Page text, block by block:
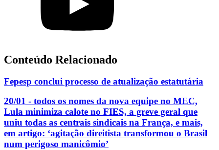
Conteúdo Relacionado
Fepesp conclui processo de atualização estatutária
20/01 - todos os nomes da nova equipe no MEC,
Lula minimiza calote no FIES, a greve geral que
uniu todas as centrais sindicais na França, e mais,
em artigo: ‘agitação direitista transformou o Brasil
num perigoso manicômio’